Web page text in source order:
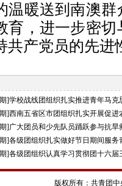
温暖送到南澳
育，进一步密
共产党员的先进
]学校战线团组织扎实推进青年马克
]西南五省区市团组织扎实开展促
]广大团员和少先队员踊跃参与抗旱
]各级团组织扎实做好节日期间服务
]各级团组织认真学习贯彻团十六届
版权所有：